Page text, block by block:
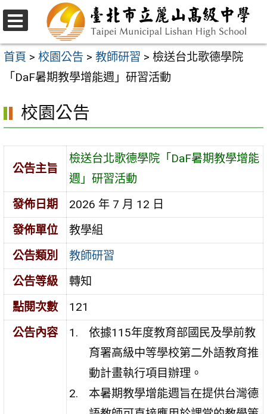
跳
至
主
容
區
選
單
首頁 > 校園公告 > 教師研習 > 檢送台北歌德學院
「DaF暑期教學增能週」研習活動
校園公告
公告主旨
檢送台北歌德學院「DaF暑期教學增能
週」研習活動
發佈日期
2026 年 7 月 12 日
發佈單位
教學組
公告類別
教師研習
公告等級
轉知
點閱次數
121
公告內容
依據115年度教育部國民及學前教
育署高級中等學校第二外語教育推
動計畫執行項目辦理。
本暑期教學增能週旨在提供台灣德